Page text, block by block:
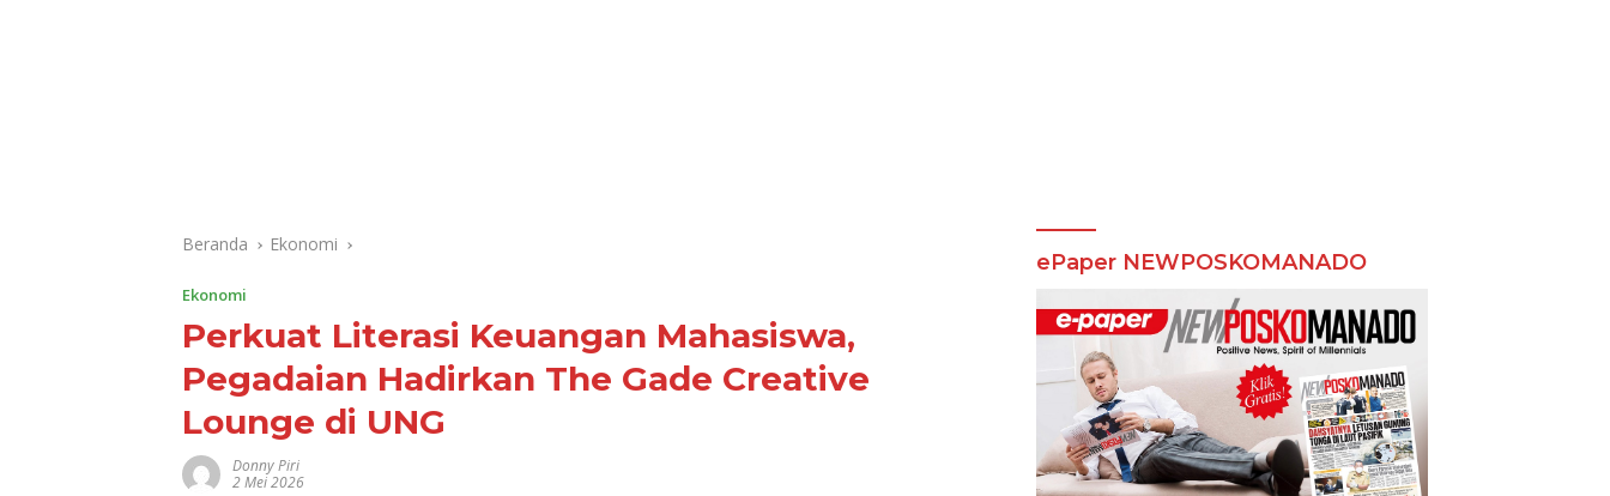
Beranda Ekonomi
Ekonomi
Perkuat Literasi Keuangan Mahasiswa,
Pegadaian Hadirkan The Gade Creative
Lounge di UNG
Donny Piri
2 Mei 2026
ePaper NEWPOSKOMANADO